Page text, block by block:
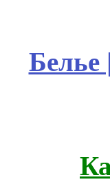
Белье